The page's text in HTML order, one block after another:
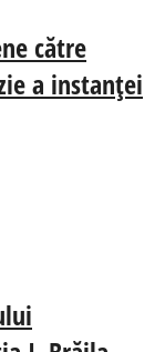
către
a instanței